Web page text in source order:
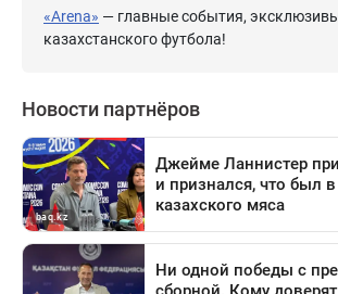
«Arena» — главные события,
казахстанского футбола!